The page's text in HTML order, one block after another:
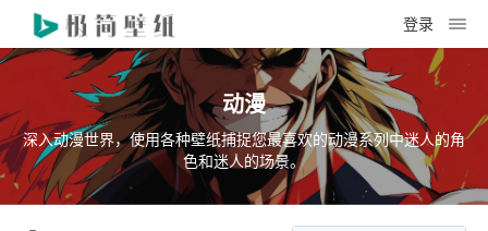
登录
动漫
深入动漫世界，使用各种壁纸捕捉您最喜欢的动漫系列中迷人的角
色和迷人的场景。